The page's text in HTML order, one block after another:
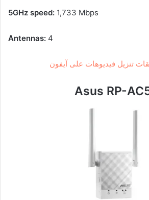
5GHz speed: 1,733 Mbps
Antennas: 4
Asus RP-